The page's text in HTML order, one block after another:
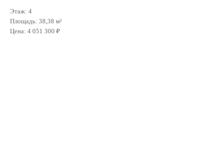
Этаж: 4
Площадь: 38,38 м²
Цена: 4 051 300 ₽